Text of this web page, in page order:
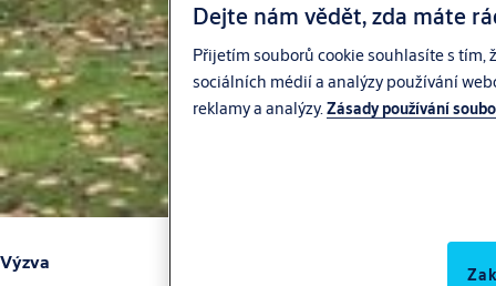
Výzva
Dejte nám vědět, zda máte
Přijetím souborů cookie souhlasíte s tím,
sociálních médií a analýzy používání
reklamy a analýzy.Zásady používání